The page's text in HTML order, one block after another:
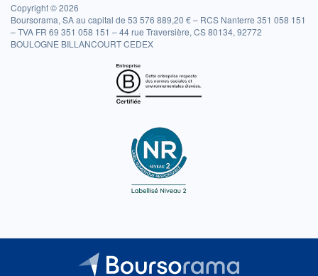
Copyright © 2026
Boursorama, SA au capital de 53 576 889,20 € – RCS Nanterre 351 058 151
– TVA FR 69 351 058 151 – 44 rue Traversière, CS 80134, 92772
BOULOGNE BILLANCOURT CEDEX